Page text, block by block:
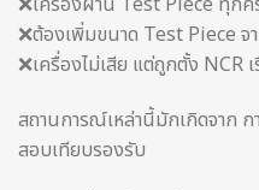
❌ต้องเพิ่มขนาด Test Piece จ
❌เครื่องไม่เสีย แต่ถูกตั้ง NCR
สถานการณ์เหล่านี้มักเกิดจาก
สอบเทียบรองรับ